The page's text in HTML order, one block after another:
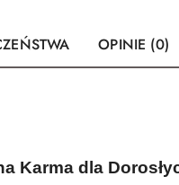
OPINIE (0)
Karma dla